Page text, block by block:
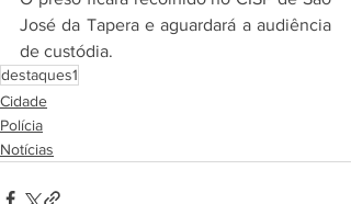
José da Tapera e aguardará a audiência
de custódia.
destaques1
Cidade
Polícia
Notícias